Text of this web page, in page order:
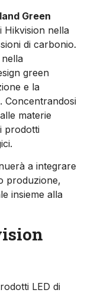
Green
Hikvision nella
di carbonio.
nella
green
e la
Concentrandosi
materie
prodotti
a integrare
produzione,
insieme alla
LED di